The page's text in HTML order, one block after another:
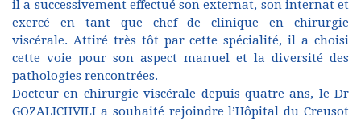
il a successivement effectué son externat, son internat et
exercé en tant que chef de clinique en chirurgie
viscérale. Attiré très tôt par cette spécialité, il a choisi
cette voie pour son aspect manuel et la diversité des
pathologies rencontrées.
Docteur en chirurgie viscérale depuis quatre ans, le Dr
GOZALICHVILI a souhaité rejoindre l’Hôpital du Creusot